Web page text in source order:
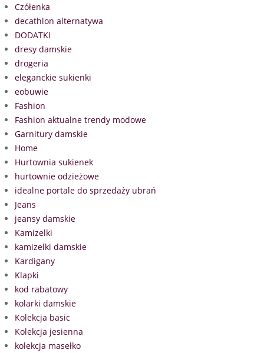
Czółenka
decathlon alternatywa
DODATKI
dresy damskie
drogeria
eleganckie sukienki
eobuwie
Fashion
Fashion aktualne trendy modowe
Garnitury damskie
Home
Hurtownia sukienek
hurtownie odzieżowe
idealne portale do sprzedaży ubrań
Jeans
jeansy damskie
Kamizelki
kamizelki damskie
Kardigany
Klapki
kod rabatowy
kolarki damskie
Kolekcja basic
Kolekcja jesienna
kolekcja masełko